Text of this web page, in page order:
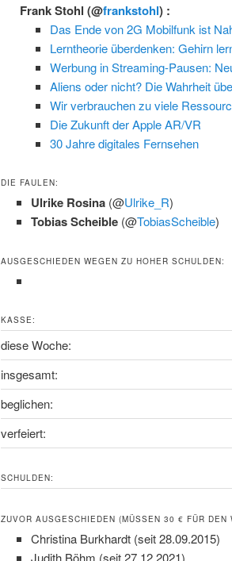
Frank Stohl(@frankstohl) :
Das Ende von 2G Mobilfunk ist
Lerntheorie überdenken: Gehirn
Werbung in Streaming-Pausen:
Aliens oder nicht? Die Wahrheit
Wir verbrauchen zu viele
Die Zukunft der Apple AR/VR
30 Jahre digitales Fernsehen
DIE FAULEN:
Ulrike Rosina (@Ulrike_R)
Tobias Scheible (@TobiasScheible)
AUSGESCHIEDEN WEGEN ZU HOHER SCHULDEN:
KASSE:
diese Woche:
insgesamt:
beglichen:
verfeiert:
SCHULDEN:
ZUVOR AUSGESCHIEDEN (MÜSSEN 30 € FÜR
Christina Burkhardt (seit 28.09.2015)
Judith Böhm (seit 27.12.2021)